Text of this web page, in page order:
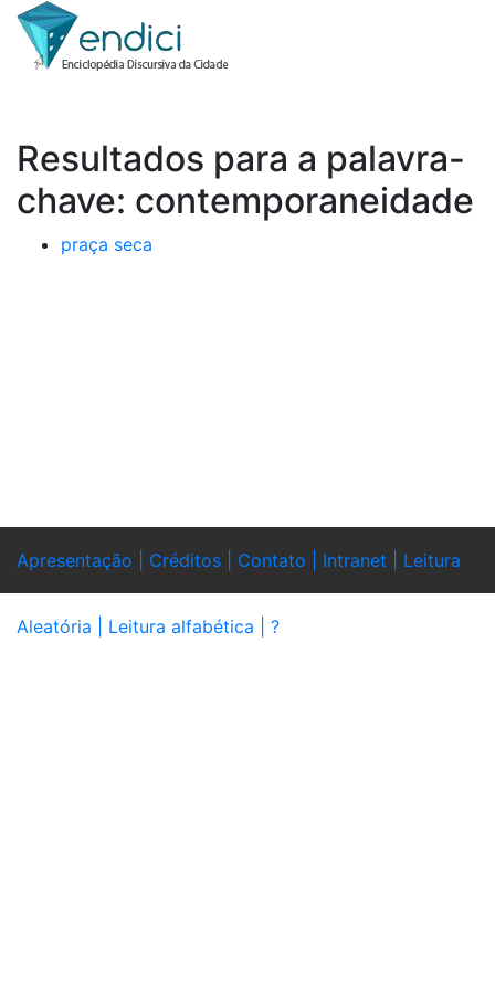
Resultados para a palavra-
chave: contemporaneidade
praça seca
Apresentação | Créditos | Contato | Intranet | Leitura
Aleatória | Leitura alfabética | ?